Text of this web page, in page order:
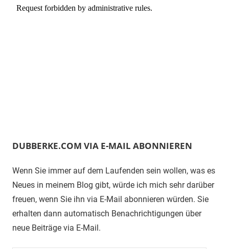
DUBBERKE.COM VIA E-MAIL ABONNIEREN
Wenn Sie immer auf dem Laufenden sein wollen, was es
Neues in meinem Blog gibt, würde ich mich sehr darüber
freuen, wenn Sie ihn via E-Mail abonnieren würden. Sie
erhalten dann automatisch Benachrichtigungen über
neue Beiträge via E-Mail.